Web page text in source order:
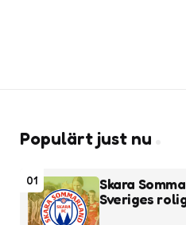
Populärt just nu
01
Skara
Sveriges